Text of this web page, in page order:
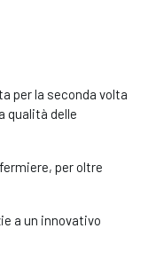
per la seconda volta
qualità delle
per oltre
a un innovativo